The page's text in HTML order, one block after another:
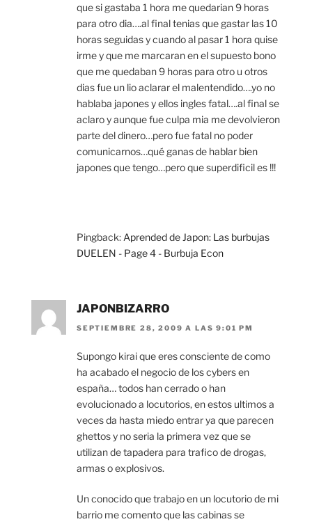
que si gastaba 1 hora me quedarian 9 horas
para otro dia….al final tenias que gastar las 10
horas seguidas y cuando al pasar 1 hora quise
irme y que me marcaran en el supuesto bono
que me quedaban 9 horas para otro u otros
dias fue un lio aclarar el malentendido….yo no
hablaba japones y ellos ingles fatal….al final se
aclaro y aunque fue culpa mia me devolvieron
parte del dinero…pero fue fatal no poder
comunicarnos…qué ganas de hablar bien
japones que tengo…pero que superdificil es !!!
Pingback: Aprended de Japon: Las burbujas
DUELEN - Page 4 - Burbuja Econ
JAPONBIZARRO
SEPTIEMBRE 28, 2009 A LAS 9:01 PM
Supongo kirai que eres consciente de como
ha acabado el negocio de los cybers en
españa… todos han cerrado o han
evolucionado a locutorios, en estos ultimos a
veces da hasta miedo entrar ya que parecen
ghettos y no seria la primera vez que se
utilizan de tapadera para trafico de drogas,
armas o explosivos.
Un conocido que trabajo en un locutorio de mi
barrio me comento que las cabinas se